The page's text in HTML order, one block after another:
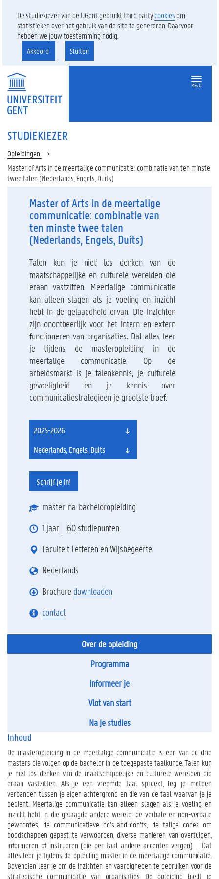
De studiekiezer van de UGent gebruikt third partycookies om
statistieken over het gebruik van de site te genereren. Daarvoor
hebben we jouw toestemming nodig.
Akkoord
Sluiten
MENU
STUDIEKIEZER
Opleidingen
Master of Arts in de meertalige communicatie: combinatie van ten minste
twee talen (Nederlands, Engels, Duits)
Master of Arts in de meertalige
communicatie: combinatie van
ten minste twee talen
(Nederlands, Engels, Duits)
Talen kun je niet los denken van de
maatschappelijke en culturele werelden die
eraan vastzitten. Meertalige communicatie
kan alleen slagen als je voeling en inzicht
hebt in de gelaagdheid ervan. Die inzichten
zijn onontbeerlijk voor het intern en extern
functioneren van organisaties. Dat alles leer
je tijdens de masteropleiding in de
meertalige communicatie. Op de
arbeidsmarkt is je talenkennis, je culturele
gevoeligheid en je kennis over
communicatiestrategieën je grootste troef.
2025-2026
Nederlands, Engels, Duits
Schrijf je in!
master-na-bacheloropleiding
1 jaar
60 studiepunten
Faculteit Letteren en Wijsbegeerte
Nederlands
Brochure downloaden
contact
Over de opleiding
Programma
Informeer je
Vlot van start
Na je studies
Inhoud
De masteropleiding in de meertalige communicatie is een van de drie
masters die volgen op de bachelor in de toegepaste taalkunde. Talen kun
je niet los denken van de maatschappelijke en culturele werelden die
eraan vastzitten. Als je een vreemde taal spreekt, leg je meteen
verbanden tussen je eigen achtergrond en die van de taal waarvan je je
bedient. Meertalige communicatie kan alleen slagen als je voeling en
inzicht hebt in die gelaagde andere wereld: de verbale en non-verbale
gewoontes, de communicatieve do’s-and-don’ts, de talige codes om
boodschappen gepast te verwoorden, diverse manieren van overtuigen,
informeren of instrueren (die per taal andere accenten vergen) … Dat
alles leer je tijdens de opleiding master in de meertalige communicatie.
Bovendien leer je om de inzichten en vaardigheden te gebruiken voor de
strategische communicatie van organisaties. De opleiding biedt je